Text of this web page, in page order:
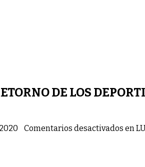
DE LOS
Comentarios desactivados en